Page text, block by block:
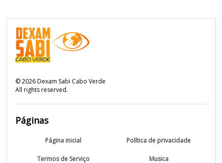
©2026Dexam Sabi Cabo Verde
All rights reserved.
Páginas
Página inicial Política de privacidade
Termos de Serviço Musica